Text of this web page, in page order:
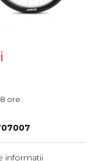
ore
informatii